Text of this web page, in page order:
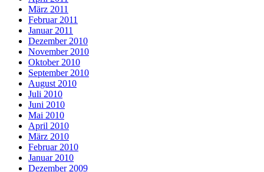
März 2011
Februar 2011
Januar 2011
Dezember 2010
November 2010
Oktober 2010
September 2010
August 2010
Juli 2010
Juni 2010
Mai 2010
April 2010
März 2010
Februar 2010
Januar 2010
Dezember 2009